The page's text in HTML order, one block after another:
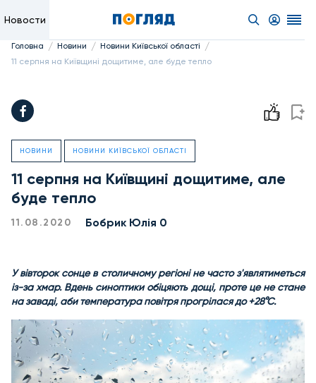
Новости
Головна / Новини / Новини Київської області /
11 серпня на Київщині дощитиме, але буде тепло
НОВИНИ НОВИНИ КИЇВСЬКОЇ ОБЛАСТІ
11 серпня на Київщині дощитиме, але
буде тепло
11.08.2020 Бобрик Юлія 0
У вівторок сонце в столичному регіоні не часто з'являтиметься
із-за хмар. Вдень синоптики обіцяють дощі, проте це не стане
на заваді, аби температура повітря прогрілася до +28°С.